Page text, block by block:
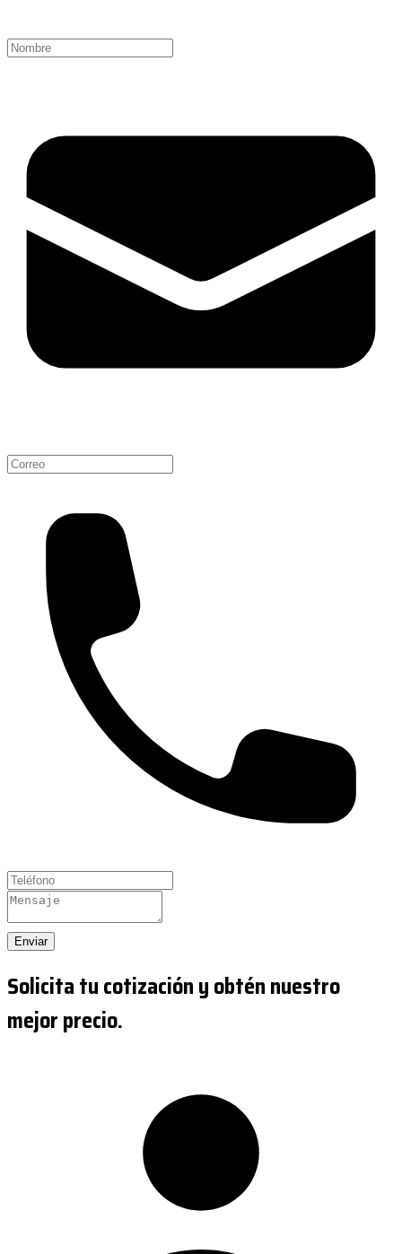
Enviar
Solicita tu cotización y obtén nuestro
mejor precio.